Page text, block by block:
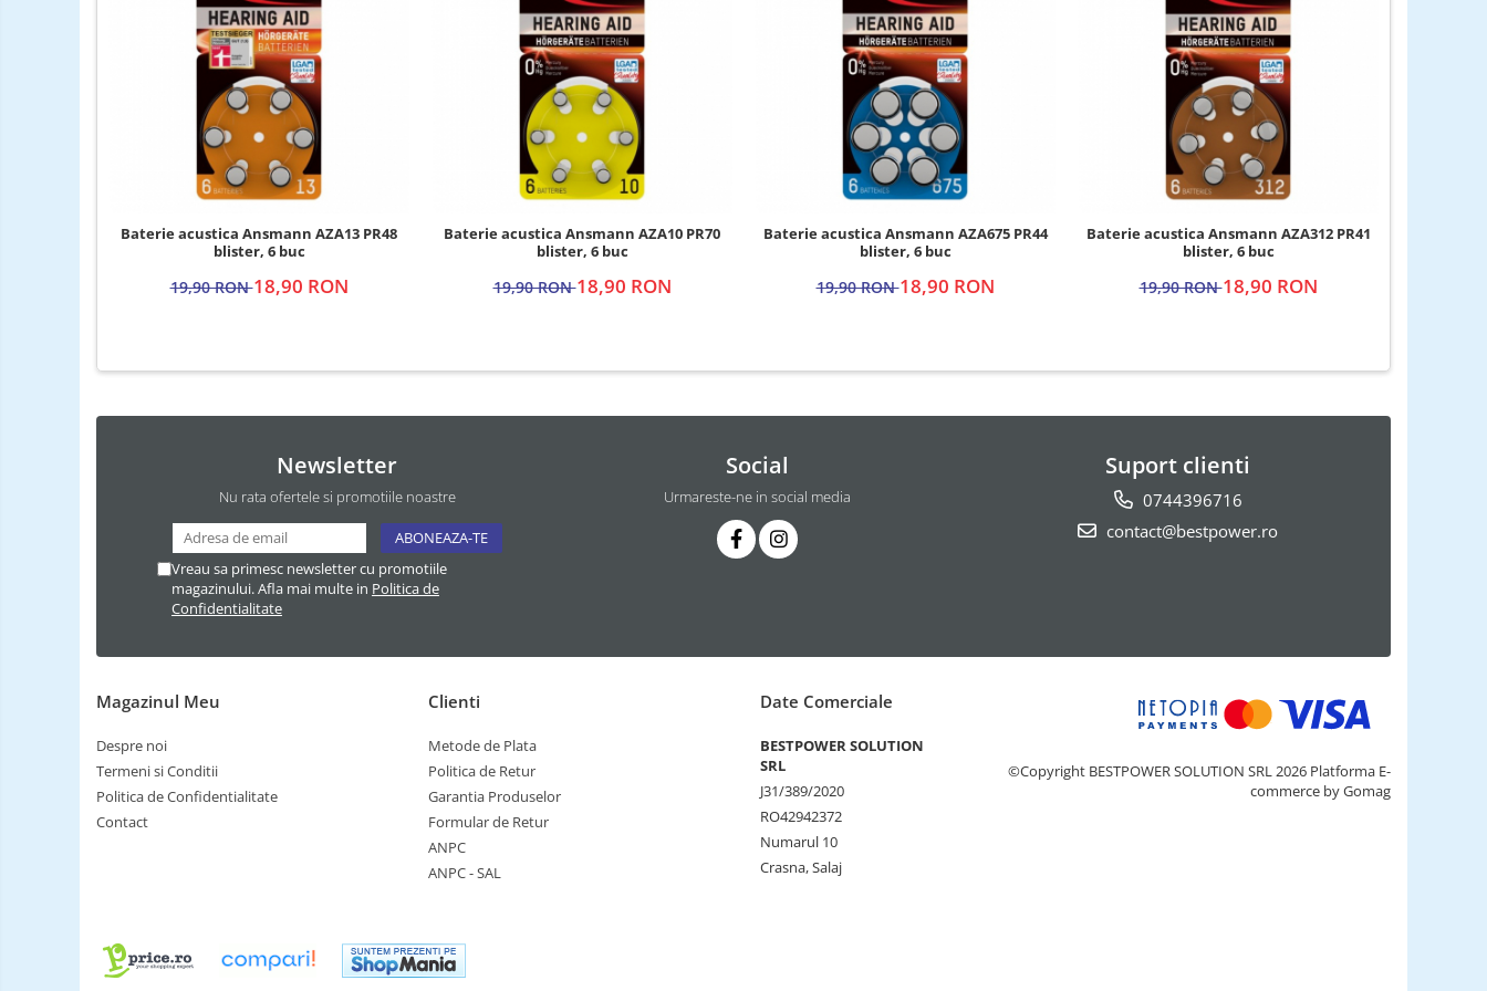
Baterie acustica Ansmann AZA13 PR48
blister, 6 buc
19,90 RON18,90 RON
Baterie acustica Ansmann AZA10 PR70
blister, 6 buc
19,90 RON18,90 RON
Baterie acustica Ansmann AZA675 PR44
blister, 6 buc
19,90 RON18,90 RON
Baterie acustica Ansmann AZA312 PR41
blister, 6 buc
19,90 RON18,90 RON
Newsletter
Nu rata ofertele si promotiile noastre
Vreau sa primesc newsletter cu promotiile
magazinului. Afla mai multe in Politica de
Confidentialitate
Social
Urmareste-ne in social media
Suport clienti
0744396716
contact@bestpower.ro
Magazinul Meu
Despre noi
Termeni si Conditii
Politica de Confidentialitate
Contact
Clienti
Metode de Plata
Politica de Retur
Garantia Produselor
Formular de Retur
ANPC
ANPC - SAL
Date Comerciale
BESTPOWER SOLUTION
SRL
J31/389/2020
RO42942372
Numarul 10
Crasna, Salaj
©Copyright BESTPOWER SOLUTION SRL 2026 Platforma E-
commerce by Gomag